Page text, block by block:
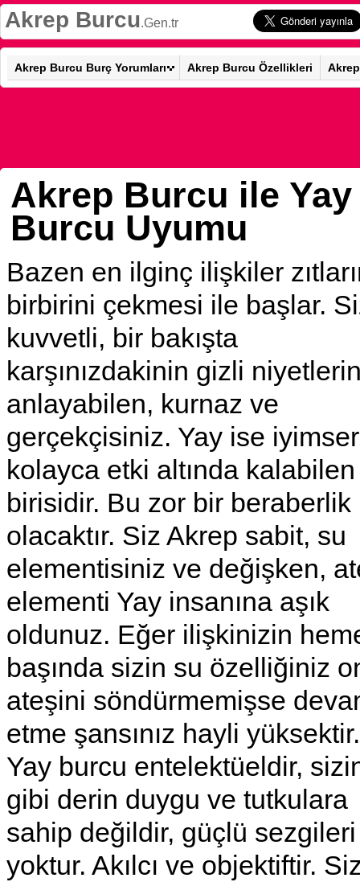
Akrep Burcu.Gen.tr
Akrep Burcu Burç Yorumları Akrep Burcu Özellikleri
Akrep Burcu ile Yay
Burcu Uyumu
Bazen en ilginç ilişkiler
birbirini çekmesi ile başlar.
kuvvetli, bir bakışta
karşınızdakinin gizli
anlayabilen, kurnaz ve
gerçekçisiniz. Yay ise
kolayca etki altında kalabilen
birisidir. Bu zor bir beraberlik
olacaktır. Siz Akrep sabit, su
elementisiniz ve değişken,
elementi Yay insanına aşık
oldunuz. Eğer ilişkinizin
başında sizin su özelliğiniz
ateşini söndürmemişse
etme şansınız hayli yüksektir.
Yay burcu entelektüeldir,
gibi derin duygu ve tutkulara
sahip değildir, güçlü
yoktur. Akılcı ve objektiftir.